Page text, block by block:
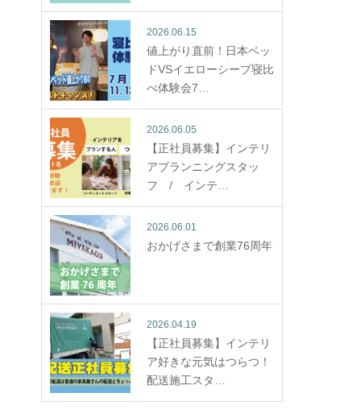
2026.06.15
値上がり直前！日本ベッ
ドVSイエローシープ寝比
べ体験会7…
2026.06.05
【正社員募集】インテリ
アプランニングスタッ
フ / インテ…
2026.06.01
おかげさまで創業76周年
2026.04.19
【正社員募集】インテリ
ア好きな元気はつらつ！
配送施工スタ…